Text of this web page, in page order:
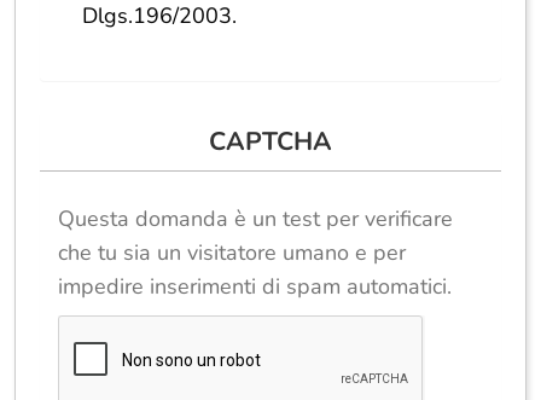
Dlgs.196/2003.
CAPTCHA
Questa domanda è un test per verificare
che tu sia un visitatore umano e per
impedire inserimenti di spam automatici.